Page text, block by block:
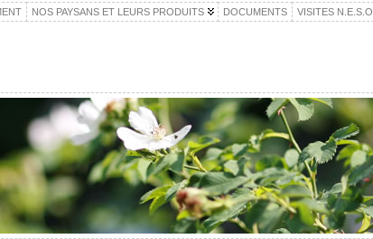
NOS PAYSANS ET LEURS PRODUITS DOCUMENTS VISITES N.E.S.O